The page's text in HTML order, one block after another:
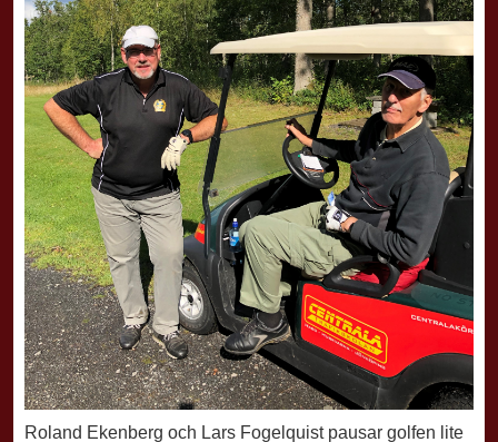
Roland Ekenberg och Lars Fogelquist pausar golfen lite